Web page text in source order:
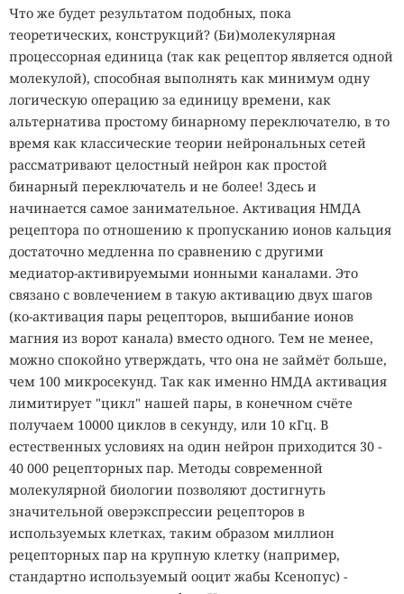
Что же будет результатом подобных, пока
теоретических, конструкций? (Би)молекулярная
процессорная единица (так как рецептор является одной
молекулой), способная выполнять как минимум одну
логическую операцию за единицу времени, как
альтернатива простому бинарному переключателю, в то
время как классические теории нейрональных сетей
рассматривают целостный нейрон как простой
бинарный переключатель и не более! Здесь и
начинается самое занимательное. Активация НМДА
рецептора по отношению к пропусканию ионов кальция
достаточно медленна по сравнению с другими
медиатор-активируемыми ионными каналами. Это
связано с вовлечением в такую активацию двух шагов
(ко-активация пары рецепторов, вышибание ионов
магния из ворот канала) вместо одного. Тем не менее,
можно спокойно утверждать, что она не займёт больше,
чем 100 микросекунд. Так как именно НМДА активация
лимитирует "цикл" нашей пары, в конечном счёте
получаем 10000 циклов в секунду, или 10 кГц. В
естественных условиях на один нейрон приходится 30 -
40 000 рецепторных пар. Методы современной
молекулярной биологии позволяют достигнуть
значительной оверэкспрессии рецепторов в
используемых клетках, таким образом миллион
рецепторных пар на крупную клетку (например,
стандартно используемый ооцит жабы Ксенопус) -